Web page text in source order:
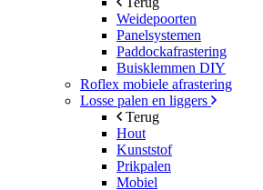
Weidepoorten
Panelsystemen
Paddockafrastering
Buisklemmen DIY
Roflex mobiele afrastering
Losse palen en liggers
Terug
Hout
Kunststof
Prikpalen
Mobiel